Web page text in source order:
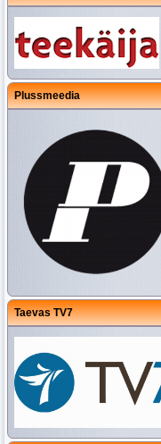
Plussmeedia
Taevas TV7